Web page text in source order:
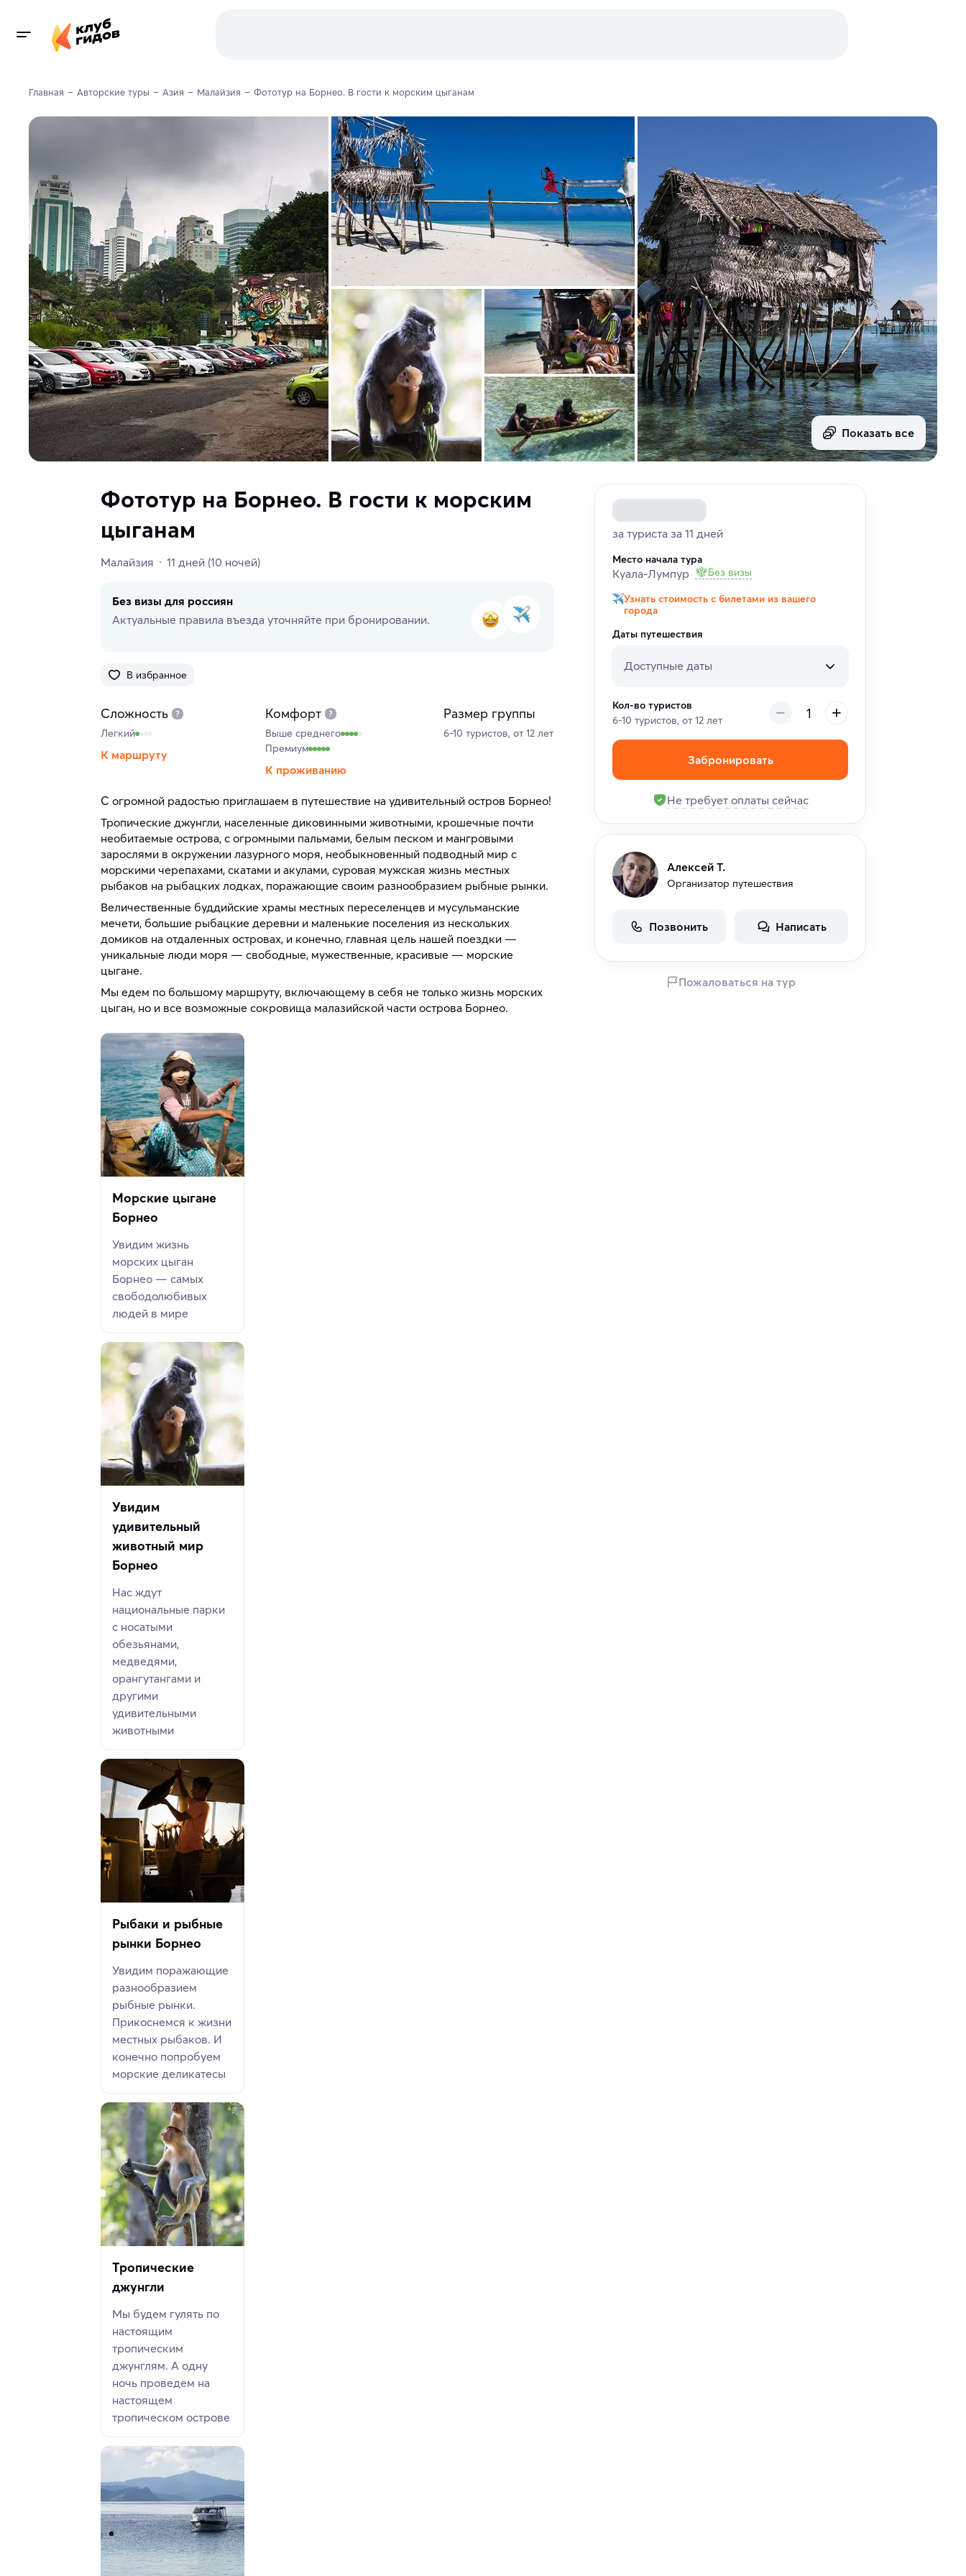
Главная Авторские туры Азия Малайзия Фототур на Борнео. В гости к морским цыганам
Показать все
Фототур на Борнео. В гости к морским
цыганам
В избранное
Малайзия 11 дней (10 ночей)
Без визы для россиян
Актуальные правила въезда уточняйте при бронировании.
Сложность
Легкий
К маршруту
Комфорт
Выше среднего
Премиум
К проживанию
Размер группы
6-10 туристов, от 12 лет
С огромной радостью приглашаем в путешествие на удивительный остров Борнео!
Тропические джунгли, населенные диковинными животными, крошечные почти
необитаемые острова, с огромными пальмами, белым песком и мангровыми
зарослями в окружении лазурного моря, необыкновенный подводный мир с
морскими черепахами, скатами и акулами, суровая мужская жизнь местных
рыбаков на рыбацких лодках, поражающие своим разнообразием рыбные рынки.
Величественные буддийские храмы местных переселенцев и мусульманские
мечети, большие рыбацкие деревни и маленькие поселения из нескольких
домиков на отдаленных островах, и конечно, главная цель нашей поездки —
уникальные люди моря — свободные, мужественные, красивые — морские
цыгане.
Мы едем по большому маршруту, включающему в себя не только жизнь морских
цыган, но и все возможные сокровища малазийской части острова Борнео.
Морские цыгане
Борнео
Увидим жизнь
морских цыган
Борнео — самых
свободолюбивых
людей в мире
Увидим
удивительный
животный мир
Борнео
Нас ждут
национальные парки
с носатыми
обезьянами,
медведями,
орангутангами и
другими
удивительными
животными
Рыбаки и рыбные
рынки Борнео
Увидим поражающие
разнообразием
рыбные рынки.
Прикоснемся к жизни
местных рыбаков. И
конечно попробуем
морские деликатесы
Тропические
джунгли
Мы будем гулять по
настоящим
тропическим
джунглям. А одну
ночь проведем на
настоящем
тропическом острове
за туриста за 11 дней
Место начала тура
Куала-Лумпур Без визы
Узнать стоимость с билетами из вашего
города
Даты путешествия
Доступные даты
Кол-во туристов
6-10 туристов, от 12 лет
Забронировать
Не требует оплаты сейчас
Алексей Т.
Организатор путешествия
Позвонить Написать
Пожаловаться на тур